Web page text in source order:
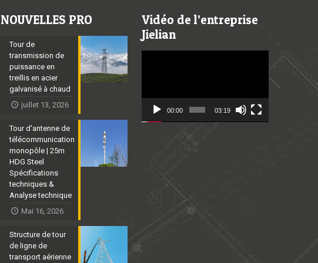
NOUVELLES PRO
Tour de
transmission de
puissance en
treillis en acier
galvanisé à chaud
juillet 13, 2026
Tour d'antenne de
télécommunication
monopôle | 25m
HDG Steel
Spécifications
techniques &
Analyse technique
Mai 16, 2026
Structure de tour
de ligne de
transport aérienne
Vidéo de l’entreprise
Jielian
00:00 03:19